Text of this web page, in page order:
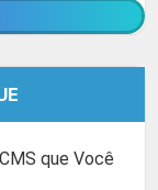
que Você